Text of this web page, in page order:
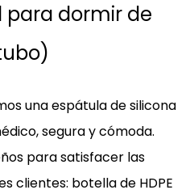
para dormir de
una espátula de silicona
segura y cómoda.
para satisfacer las
clientes: botella de HDPE